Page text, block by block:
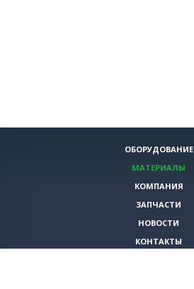
ОБОРУДОВАНИЕ
МАТЕРИАЛЫ
КОМПАНИЯ
ЗАПЧАСТИ
НОВОСТИ
КОНТАКТЫ